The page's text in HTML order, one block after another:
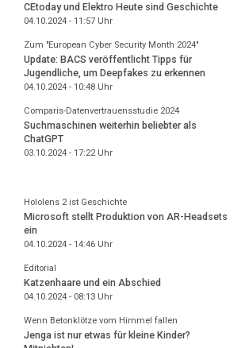
CEtoday und Elektro Heute sind Geschichte
04.10.2024 - 11:57Uhr
Zum "European Cyber Security Month 2024"
Update: BACS veröffentlicht Tipps für
Jugendliche, um Deepfakes zu erkennen
04.10.2024 - 10:48Uhr
Comparis-Datenvertrauensstudie 2024
Suchmaschinen weiterhin beliebter als
ChatGPT
03.10.2024 - 17:22Uhr
Hololens 2 ist Geschichte
Microsoft stellt Produktion von AR-Headsets
ein
04.10.2024 - 14:46Uhr
Editorial
Katzenhaare und ein Abschied
04.10.2024 - 08:13Uhr
Wenn Betonklötze vom Himmel fallen
Jenga ist nur etwas für kleine Kinder?